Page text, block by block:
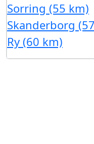
Sorring (55 km)
Skanderborg
Ry (60 km)